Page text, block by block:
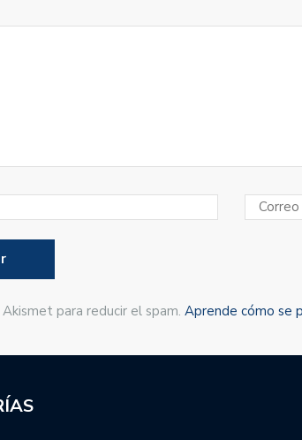
para reducir el spam. Aprende cómo se